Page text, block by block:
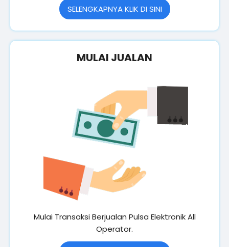
SELENGKAPNYA KLIK DI SINI
MULAI JUALAN
Mulai Transaksi Berjualan Pulsa Elektronik All
Operator.